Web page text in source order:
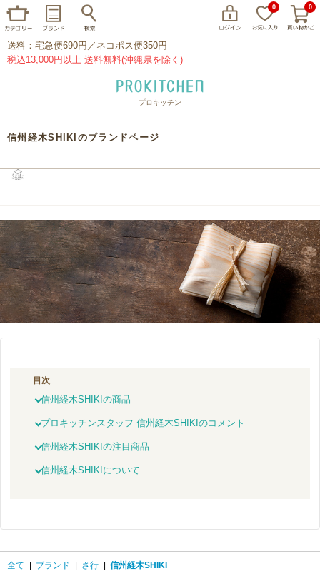
0 0
家事問屋 ウェック
プレート グラス カトラリー
山一 マリメッコ つきじ常陸屋 柳宗理
閉じる
送料：宅急便690円／ネコポス便350円
税込13,000円以上 送料無料(沖縄県を除く)
プロキッチン
信州経木SHIKIのブランドページ
目次
信州経木SHIKIの商品
プロキッチンスタッフ 信州経木SHIKIのコメント
信州経木SHIKIの注目商品
信州経木SHIKIについて
全て ブランド さ行 信州経木SHIKI